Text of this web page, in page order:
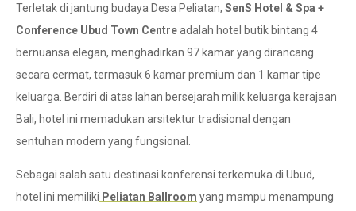
Terletak di jantung budaya Desa Peliatan, SenS Hotel & Spa +
Conference Ubud Town Centreadalah hotel butik bintang 4
bernuansa elegan, menghadirkan 97 kamar yang dirancang
secara cermat, termasuk 6 kamar premium dan 1 kamar tipe
keluarga. Berdiri di atas lahan bersejarah milik keluarga kerajaan
Bali, hotel ini memadukan arsitektur tradisional dengan
sentuhan modern yang fungsional.
Sebagai salah satu destinasi konferensi terkemuka di Ubud,
hotel ini memiliki Peliatan Ballroom yang mampu menampung